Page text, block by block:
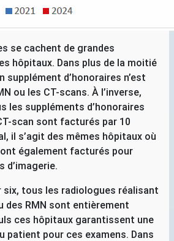
se cachent de grandes
hôpitaux. Dans plus de la moitié
supplément d’honoraires n’est
ou les CT-scans. À l’inverse,
les suppléments d’honoraires
-scan sont facturés par 10
il s’agit des mêmes hôpitaux où
également facturés pour
d’imagerie.
six, tous les radiologues réalisant
des RMN sont entièrement
ces hôpitaux garantissent une
patient pour ces examens. Dans